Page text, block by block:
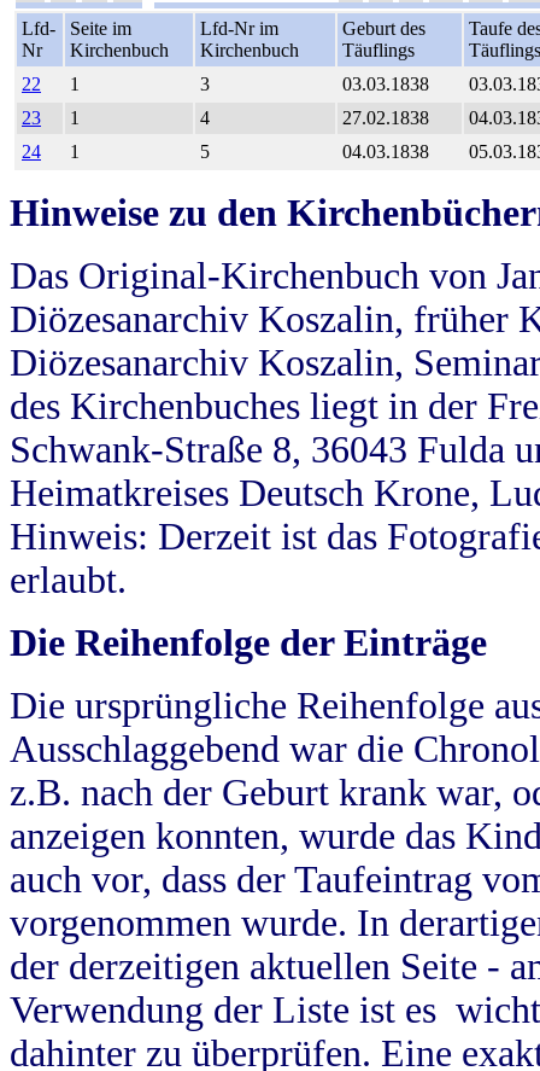
Lfd-
Nr
Seite im
Kirchenbuch
Lfd-Nr im
Kirchenbuch
Geburt des
Täuflings
Taufe
Täuflings
22
1 3 03.03.1838
23
1 4 27.02.1838
24
1 5 04.03.1838
Hinweise zu den
Das Original-Kirchenbuch von
Diözesanarchiv Koszalin, früher
Diözesanarchiv Koszalin,
des Kirchenbuches liegt in der
Schwank-Straße 8, 36043 Fulda
Heimatkreises Deutsch Krone,
Hinweis: Derzeit ist das
erlaubt.
Die Reihenfolge der Einträge
Die ursprüngliche Reihenfolge
Ausschlaggebend war die
z.B. nach der Geburt krank war,
anzeigen konnten, wurde das
auch vor, dass der Taufeintrag
vorgenommen wurde. In
der derzeitigen aktuellen Seite -
Verwendung der Liste ist es
dahinter zu überprüfen. Eine